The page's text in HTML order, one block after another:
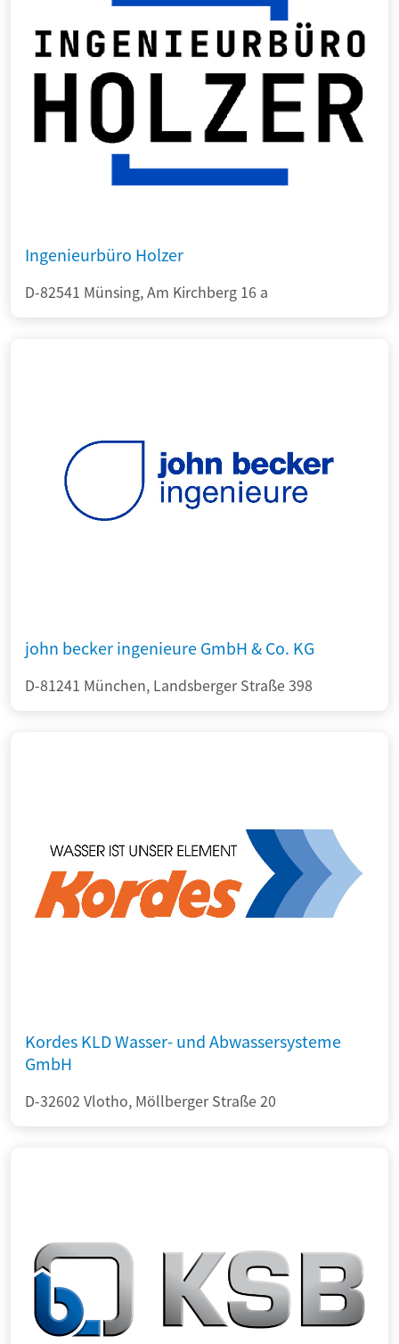
Ingenieurbüro Holzer
D-82541 Münsing, Am Kirchberg 16 a
john becker ingenieure GmbH & Co. KG
D-81241 München, Landsberger Straße 398
Kordes KLD Wasser- und Abwassersysteme
GmbH
D-32602 Vlotho, Möllberger Straße 20